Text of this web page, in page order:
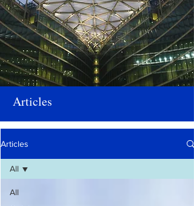
Articles
Articles
All
All